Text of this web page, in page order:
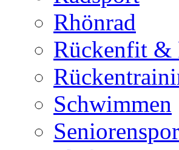
Rhönrad
Rückenfit &
Schwimmen